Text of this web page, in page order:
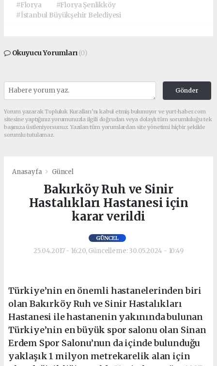
#Florya
#Florya Şenlikköy
#İstanbul Büyükşehir Belediyesi
Okuyucu Yorumları(0)
Gönder
Yorum yazarak Topluluk Kuralları’nı kabul etmiş bulunuyor ve yurt-haber.com
sitesine yaptığınız yorumunuzla ilgili doğrudan veya dolaylı tüm sorumluluğu tek
başınıza üstleniyorsunuz. Yazılan tüm yorumlardan site yönetimi hiçbir şekilde
sorumlu tutulamaz.
Anasayfa Güncel
Bakırköy Ruh ve Sinir
Hastalıkları Hastanesi için
karar verildi
GÜNCEL
25.04.2017 - 16:20, Güncelleme: 30.05.2024 - 10:49
Türkiye’nin en önemli hastanelerinden biri
olan Bakırköy Ruh ve Sinir Hastalıkları
Hastanesi ile hastanenin yakınında bulunan
Türkiye’nin en büyük spor salonu olan Sinan
Erdem Spor Salonu’nun da içinde bulunduğu
yaklaşık 1 milyon metrekarelik alan için